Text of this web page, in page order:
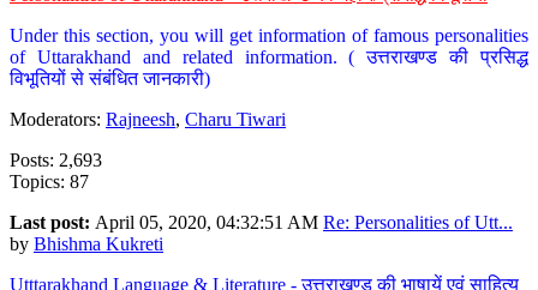
Under this section, you will get information of famous personalities
of Uttarakhand and related information. ( उत्तराखण्ड की प्रसिद्ध
विभूतियों से संबंधित जानकारी)
Moderators: Rajneesh, Charu Tiwari
Posts: 2,693
Topics: 87
Last post: April 05, 2020, 04:32:51 AM Re: Personalities of Utt...
by Bhishma Kukreti
Utttarakhand Language & Literature - उत्तराखण्ड की भाषायें एवं साहित्य